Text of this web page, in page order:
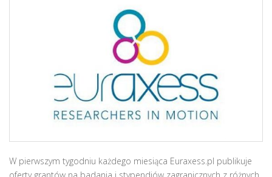
W pierwszym tygodniu każdego miesiąca Euraxess.pl publikuje